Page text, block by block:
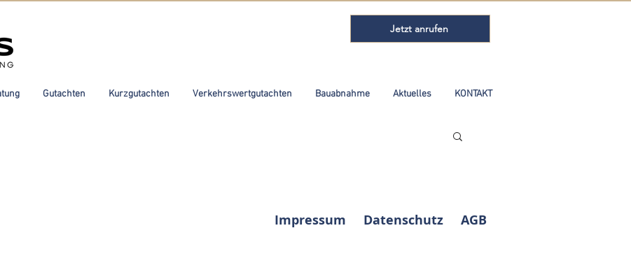
Jetzt anrufen
Gutachten Kurzgutachten Verkehrswertgutachten Bauabnahme Aktuelles KONTAKT
Impressum Datenschutz AGB